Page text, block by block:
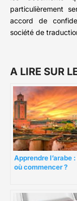
particulièrement
accord de
société de
A LIRE SUR
Apprendre l’arabe :
où commencer ?